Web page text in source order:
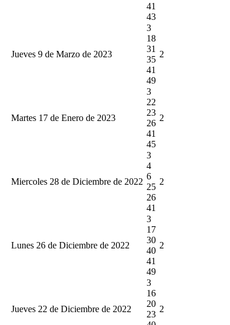
41
43
Jueves 9 de Marzo de 2023
3
18
31
35
41
49
2
Martes 17 de Enero de 2023
3
22
23
26
41
45
2
Miercoles 28 de Diciembre de 2022
3
4
6
25
26
41
2
Lunes 26 de Diciembre de 2022
3
17
30
40
41
49
2
Jueves 22 de Diciembre de 2022
3
16
20
23
2